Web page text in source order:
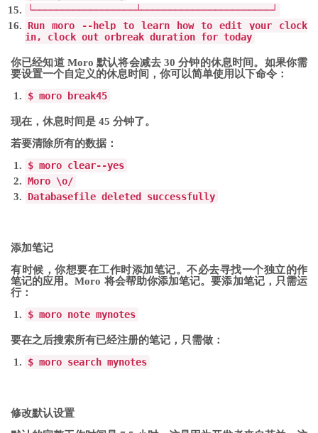
└──────────────────┴───────────────────────┘
Run moro -- help to learn how to edit your clock
in, clock out orbreak duration for today
你已经知道 Moro 默认将会减去 30 分钟的休息时间。如果你需
要设置一个自定义的休息时间，你可以简单使用以下命令：
$ moro
break45
现在，休息时间是 45 分钟了。
若要清除所有的数据：
$ moro clear--yes
Moro \o/
Databasefile deleted successfully
添加笔记
有时候，你想要在工作时添加笔记。不必去寻找一个独立的作
笔记的应用。Moro 将会帮助你添加笔记。要添加笔记，只需运
行：
$ moro note mynotes
要在之后搜索所有已经注册的笔记，只需做：
$ moro search mynotes
修改默认设置